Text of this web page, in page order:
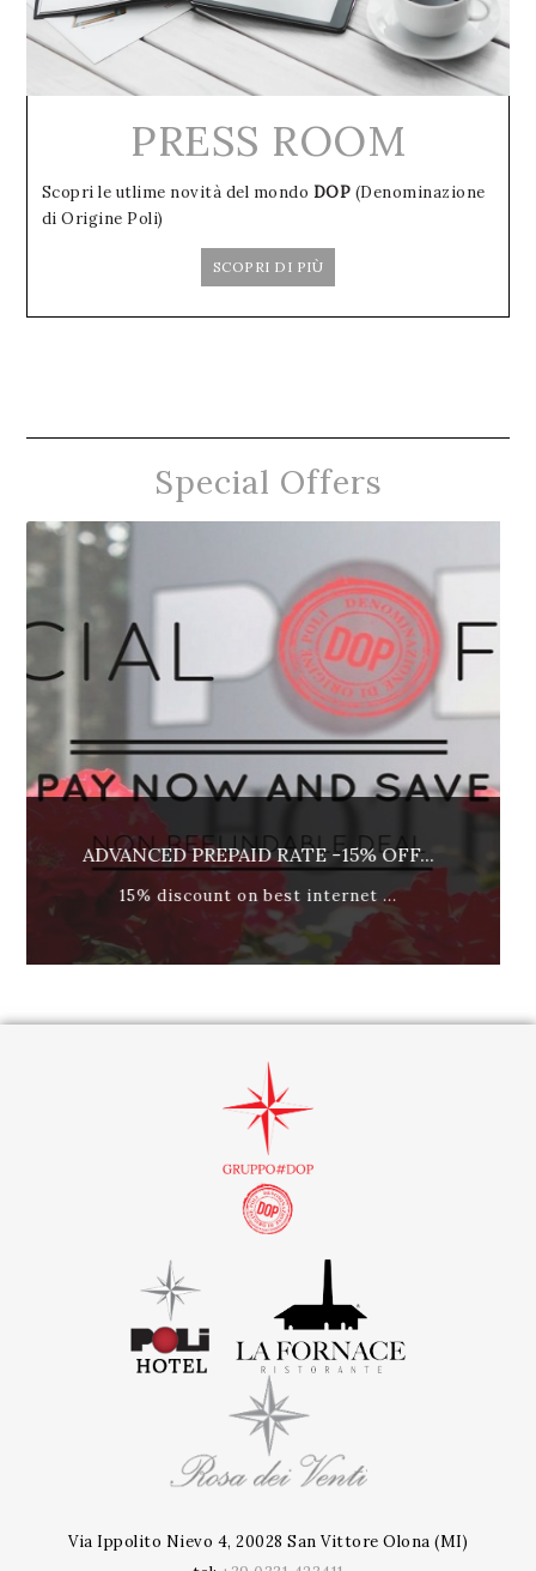
PRESS ROOM
Scopri le utlime novità del mondo DOP (Denominazione
di Origine Poli)
SCOPRI DI PIÙ
Special Offers
REFUNDABLE RATE - BREAKFAST IN...
best available rate, breakfast...
Via Ippolito Nievo 4, 20028 San Vittore Olona (MI)